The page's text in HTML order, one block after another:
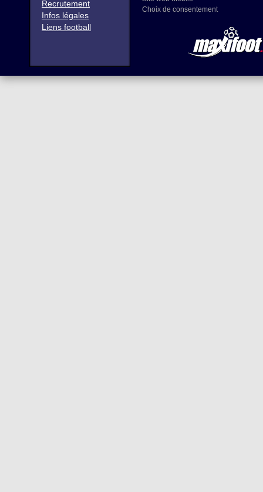
Recrutement
Infos légales
Liens football
Choix de consentement